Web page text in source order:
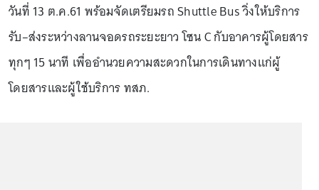
วันที่ 13 ต.ค.61 พร้อมจัดเตรียมรถ Shuttle Bus วิ่งให้บริการ
รับ–ส่งระหว่างลานจอดรถระยะยาว โซน C กับอาคารผู้โดยสาร
ทุกๆ 15 นาที เพื่ออำนวยความสะดวกในการเดินทางแก่ผู้
โดยสารและผู้ใช้บริการ ทสภ.